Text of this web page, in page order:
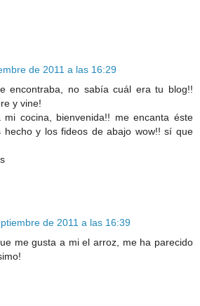
de 2011 a las 16:29
encontraba, no sabía cuál era tu blog!!
y vine!
cocina, bienvenida!! me encanta éste
hecho y los fideos de abajo wow!! sí que
de 2011 a las 16:39
me gusta a mi el arroz, me ha parecido